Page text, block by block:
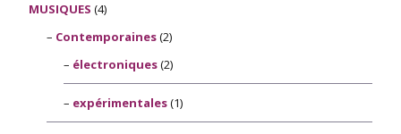
MUSIQUES (4)
Contemporaines(2)
électroniques(2)
expérimentales(1)